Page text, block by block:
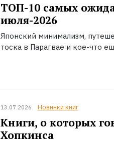
ТОП-10 самых
июля-2026
Японский минимализм,
тоска в Парагвае и кое-что
13.07.2026 Новинки книг
Книги, о которых
Хопкинса